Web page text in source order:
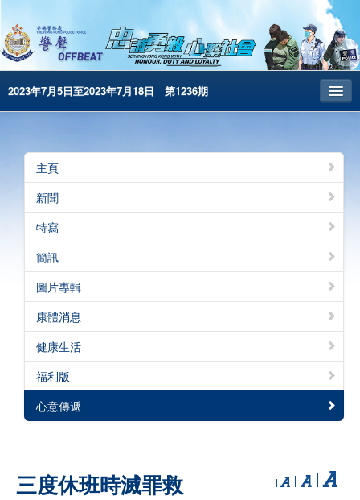
2023年7月5日至2023年7月18日 第1236期
昔日警聲
警務處主頁
简体版
English
電子書版
警聲特刊
主頁
新聞
特寫
簡訊
圖片專輯
康體消息
健康生活
福利版
心意傳遞
三度休班時滅罪救